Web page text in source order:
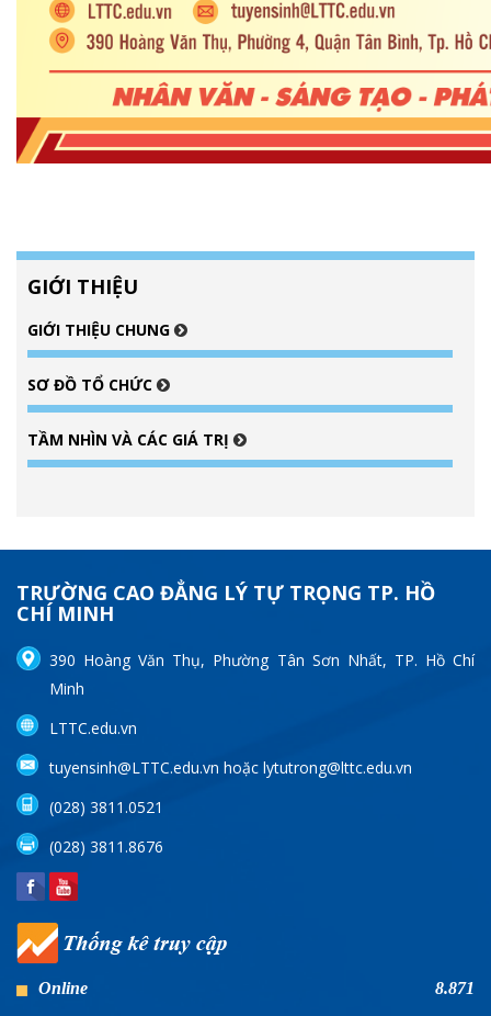
GIỚI THIỆU
GIỚI THIỆU CHUNG
SƠ ĐỒ TỔ CHỨC
TẦM NHÌN VÀ CÁC GIÁ TRỊ
TRƯỜNG CAO ĐẲNG LÝ TỰ TRỌNG TP. HỒ
CHÍ MINH
390 Hoàng Văn Thụ, Phường Tân Sơn Nhất, TP. Hồ Chí
Minh
LTTC.edu.vn
tuyensinh@LTTC.edu.vn hoặc lytutrong@lttc.edu.vn
(028) 3811.0521
(028) 3811.8676
Online 8.871